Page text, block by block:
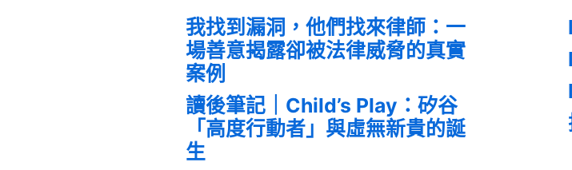
我找到漏洞，他們找來律師：一
場善意揭露卻被法律威脅的真實
案例
讀後筆記｜Child’s Play：矽谷
「高度行動者」與虛無新貴的誕
生